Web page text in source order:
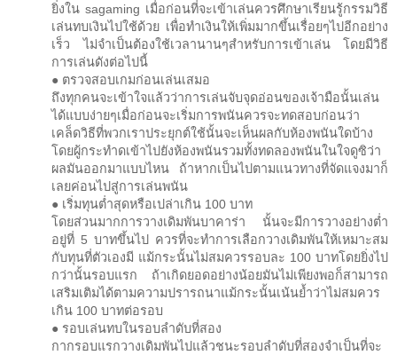
ยิ่งใน sagaming เมื่อก่อนที่จะเข้าเล่นควรศึกษาเรียนรู้กรรมวิธี
เล่นทบเงินไปใช้ด้วย เพื่อทำเงินให้เพิ่มมากขึ้นเรื่อยๆไปอีกอย่าง
เร็ว ไม่จำเป็นต้องใช้เวลานานๆสำหรับการเข้าเล่น โดยมีวิธี
การเล่นดังต่อไปนี้
● ตรวจสอบเกมก่อนเล่นเสมอ
ถึงทุกคนจะเข้าใจแล้วว่าการเล่นจับจุดอ่อนของเจ้ามือนั้นเล่น
ได้แบบง่ายๆเมื่อก่อนจะเริ่มการพนันควรจะทดสอบก่อนว่า
เคล็ดวิธีที่พวกเราประยุกต์ใช้นั้นจะเห็นผลกับห้องพนันใดบ้าง
โดยผู้กระทำดเข้าไปยังห้องพนันรวมทั้งทดลองพนันในใจดูซิว่า
ผลมันออกมาแบบไหน ถ้าหากเป็นไปตามแนวทางที่จัดแจงมาก็
เลยค่อนไปสู่การเล่นพนัน
● เริ่มทุนต่ำสุดหรือเปล่าเกิน 100 บาท
โดยส่วนมากการวางเดิมพันบาคาร่า นั้นจะมีการวางอย่างต่ำ
อยู่ที่ 5 บาทขึ้นไป ควรที่จะทำการเลือกวางเดิมพันให้เหมาะสม
กับทุนที่ตัวเองมี แม้กระนั้นไม่สมควรรอบละ 100 บาทโดยยิ่งไป
กว่านั้นรอบแรก ถ้าเกิดยอดอย่างน้อยมันไม่เพียงพอก็สามารถ
เสริมเติมได้ตามความปรารถนาแม้กระนั้นเน้นย้ำว่าไม่สมควร
เกิน 100 บาทต่อรอบ
● รอบเล่นทบในรอบลำดับที่สอง
กากรอบแรกวางเดิมพันไปแล้วชนะรอบลำดับที่สองจำเป็นที่จะ